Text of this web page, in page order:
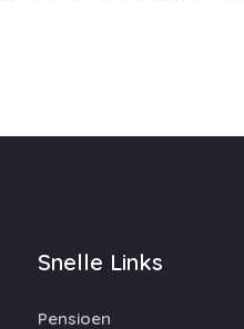
Snelle Links
Pensioen